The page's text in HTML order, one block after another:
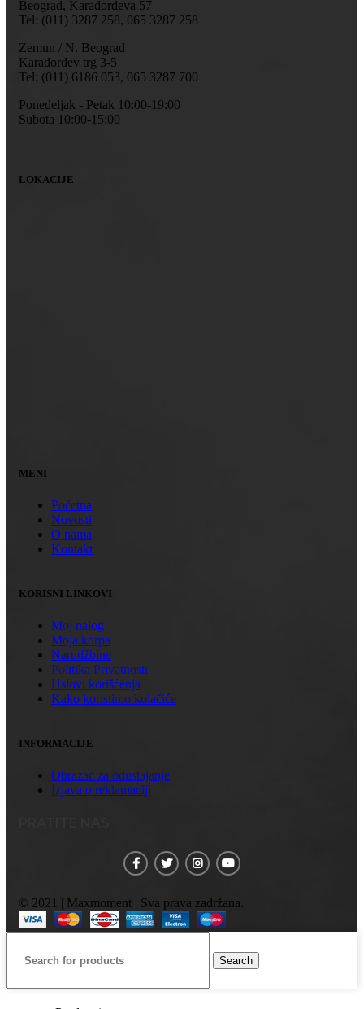
Beograd, Karađorđeva 57
Tel: (011) 3287 258, 065 3287 258
Zemun / N. Beograd
Karađorđev trg 3-5
Tel: (011) 6186 053, 065 3287 700
Ponedeljak - Petak 10:00-19:00
Subota 10:00-15:00
LOKACIJE
MENI
Početna
Novosti
O nama
Kontakt
KORISNI LINKOVI
Moj nalog
Moja korpa
Narudžbine
Politika Privatnosti
Uslovi korišćenja
Kako koristimo kolačiće
INFORMACIJE
Obrazac za odustajanje
Izjava o reklamaciji
© 2021 | Maxmoment | Sva prava zadržana.
Search